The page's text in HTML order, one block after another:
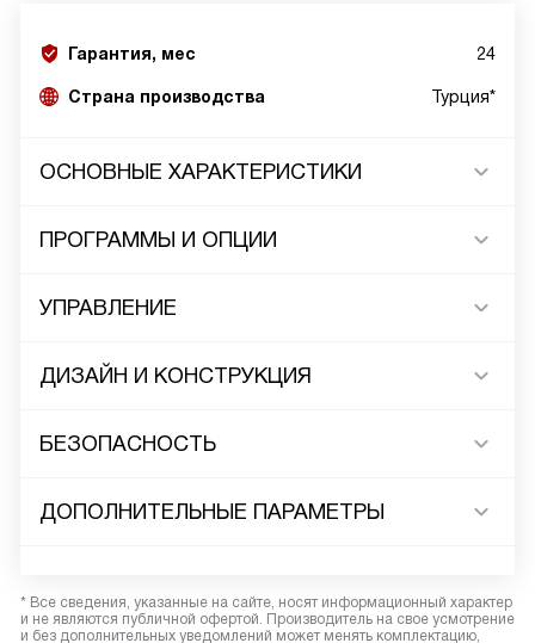
Гарантия, мес 24
Страна производства Турция*
ОСНОВНЫЕ ХАРАКТЕРИСТИКИ
ПРОГРАММЫ И ОПЦИИ
УПРАВЛЕНИЕ
ДИЗАЙН И КОНСТРУКЦИЯ
БЕЗОПАСНОСТЬ
ДОПОЛНИТЕЛЬНЫЕ ПАРАМЕТРЫ
* Все сведения, указанные на сайте, носят информационный характер
и не являются публичной офертой. Производитель на свое усмотрение
и без дополнительных уведомлений может менять комплектацию,